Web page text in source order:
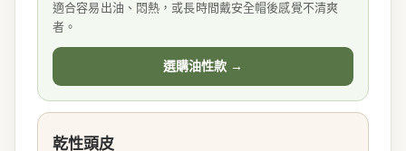
適合容易出油、悶熱，或長時間戴安全帽後感覺不清爽
者。
選購油性款 →
乾性頭皮